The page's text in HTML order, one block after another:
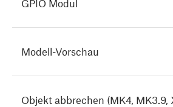
GPIO Modul
Modell-Vorschau
Objekt abbrechen (MK4,